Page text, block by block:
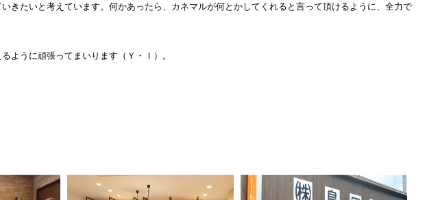
きたいと考えています。何かあったら、カネマルが何とかしてくれると言って頂けるように、全力で
ように頑張ってまいります（Ｙ・Ｉ）。